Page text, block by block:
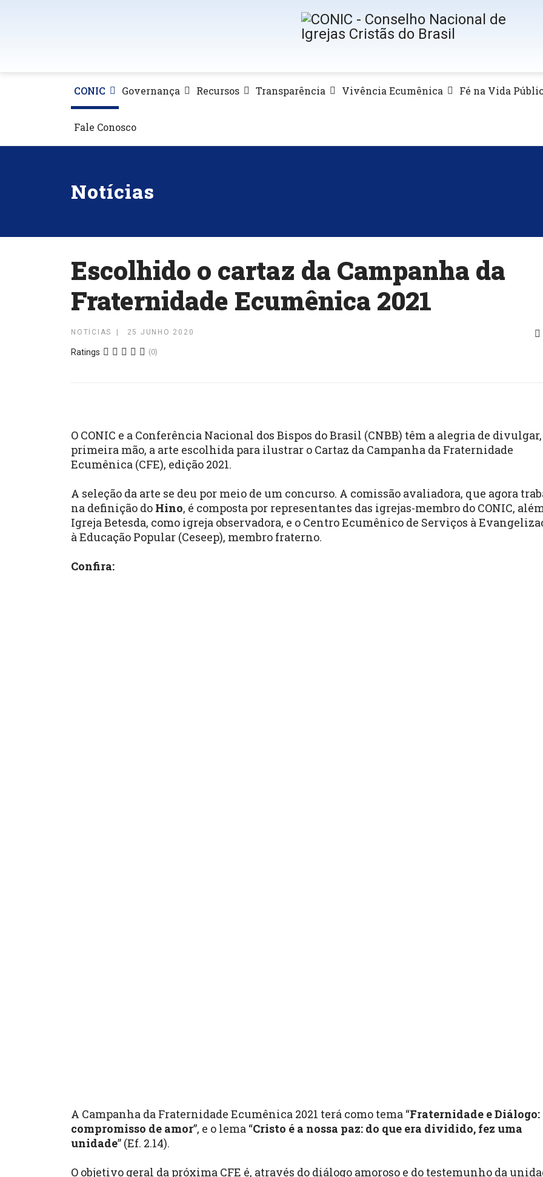
CONIC Governança Recursos Transparência Vivência Ecumênica Fé na Vida
Fale Conosco
Notícias
Escolhido o cartaz da Campanha da
Fraternidade Ecumênica 2021
NOTÍCIAS 25 JUNHO 2020
Ratings (0)
O CONIC e a Conferência Nacional dos Bispos do Brasil (CNBB) têm a alegria de
primeira mão, a arte escolhida para ilustrar o Cartaz da Campanha da Fraternidade
Ecumênica (CFE), edição 2021.
A seleção da arte se deu por meio de um concurso. A comissão avaliadora, que agora
na definição do Hino, é composta por representantes das igrejas-membro do CONIC,
Igreja Betesda, como igreja observadora, e o Centro Ecumênico de Serviços à
à Educação Popular (Ceseep), membro fraterno.
Confira:
A Campanha da Fraternidade Ecumênica 2021 terá como tema “Fraternidade e Diálogo:
compromisso de amor”, e o lema “Cristo é a nossa paz: do que era dividido, fez uma
unidade” (Ef. 2.14).
O objetivo geral da próxima CFE é, através do diálogo amoroso e do testemunho da